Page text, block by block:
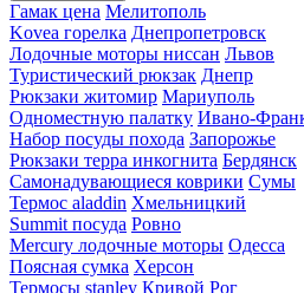
Гамак цена Мелитополь
Kovea горелка Днепропетровск
Лодочные моторы ниссан Львов
Туристический рюкзак Днепр
Рюкзаки житомир Мариуполь
Одноместную палатку Ивано-
Набор посуды похода Запорожье
Рюкзаки терра инкогнита Бердянск
Самонадувающиеся коврики Сумы
Термос aladdin Хмельницкий
Summit посуда Ровно
Mercury лодочные моторы Одесса
Поясная сумка Херсон
Термосы stanley Кривой Рог